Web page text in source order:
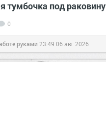
тумбочка под раковину
0
руками 23:49 06 авг 2026